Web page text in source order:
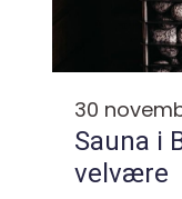
30
Sauna i
velvære